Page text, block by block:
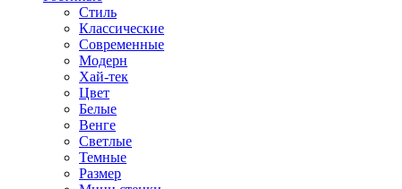
Стиль
Классические
Современные
Модерн
Хай-тек
Цвет
Белые
Венге
Светлые
Темные
Размер